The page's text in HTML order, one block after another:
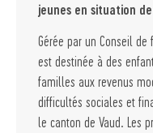
jeunes en situation
Gérée par un Conseil
est destinée à des
familles aux revenus
difficultés sociales et
le canton de Vaud. Les